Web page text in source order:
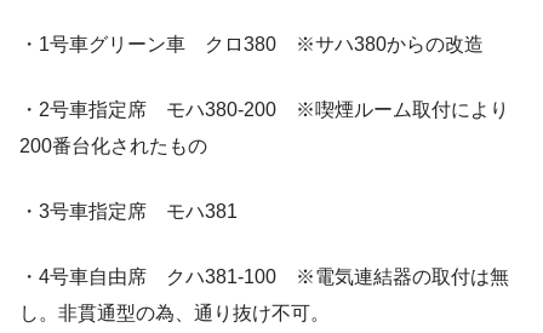
・1号車グリーン車 クロ380 ※サハ380からの改造
・2号車指定席 モハ380-200 ※喫煙ルーム取付により
200番台化されたもの
・3号車指定席 モハ381
・4号車自由席 クハ381-100 ※電気連結器の取付は無
し。非貫通型の為、通り抜け不可。